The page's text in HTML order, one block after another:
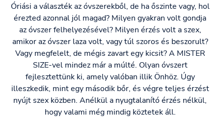
Óriási a választék az óvszerekből, de ha őszinte vagy, hol
érezted azonnal jól magad? Milyen gyakran volt gondja
az óvszer felhelyezésével? Milyen érzés volt a szex,
amikor az óvszer laza volt, vagy túl szoros és beszorult?
Vagy megfelelt, de mégis zavart egy kicsit? A MISTER
SIZE-vel mindez már a múlté. Olyan óvszert
fejlesztettünk ki, amely valóban illik Önhöz. Úgy
illeszkedik, mint egy második bőr, és végre teljes érzést
nyújt szex közben. Anélkül a nyugtalanító érzés nélkül,
hogy valami még mindig köztetek áll.